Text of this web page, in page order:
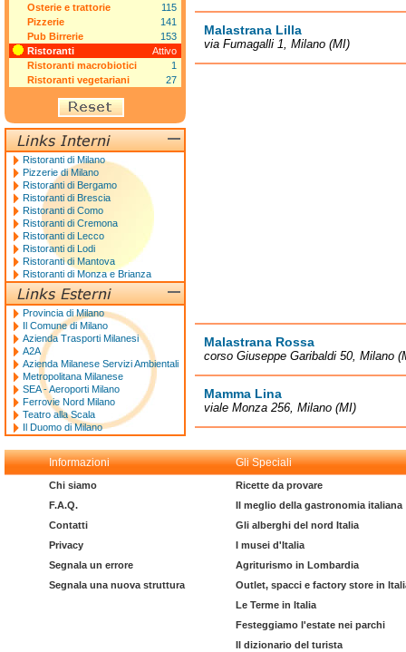
Malastrana Lilla
via Fumagalli 1, Milano (MI)
Malastrana Rossa
corso Giuseppe Garibaldi 50, Milano
Mamma Lina
viale Monza 256, Milano (MI)
Osterie e trattorie
115
Pizzerie
141
Pub Birrerie
153
Ristoranti
Attivo
Ristoranti macrobiotici
1
Ristoranti vegetariani
27
Ristoranti di Milano
Pizzerie di Milano
Ristoranti di Bergamo
Ristoranti di Brescia
Ristoranti di Como
Ristoranti di Cremona
Ristoranti di Lecco
Ristoranti di Lodi
Ristoranti di Mantova
Ristoranti di Monza e Brianza
Provincia di Milano
Il Comune di Milano
Azienda Trasporti Milanesi
A2A
Azienda Milanese Servizi Ambientali
Metropolitana Milanese
SEA - Aeroporti Milano
Ferrovie Nord Milano
Teatro alla Scala
Il Duomo di Milano
Informazioni Gli Speciali
Chi siamo
F.A.Q.
Contatti
Privacy
Segnala un errore
Segnala una nuova struttura
Ricette da provare
Il meglio della gastronomia italiana
Gli alberghi del nord Italia
I musei d'Italia
Agriturismo in Lombardia
Outlet, spacci e factory store in
Le Terme in Italia
Festeggiamo l'estate nei parchi
Il dizionario del turista